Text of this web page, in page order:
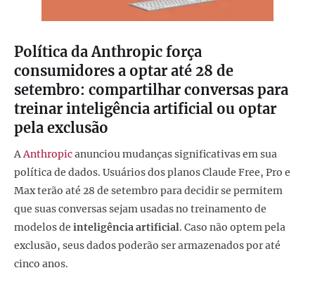
Política da Anthropic força
consumidores a optar até 28 de
setembro: compartilhar conversas para
treinar inteligência artificial ou optar
pela exclusão
AAnthropicanunciou mudanças significativas em sua
política de dados. Usuários dos planos Claude Free, Pro e
Max terão até 28 de setembro para decidir se permitem
que suas conversas sejam usadas no treinamento de
modelos de inteligência artificial. Caso não optem pela
exclusão, seus dados poderão ser armazenados por até
cinco anos.